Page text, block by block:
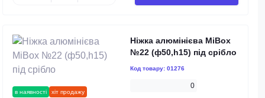
в наявності хіт продажу
Ніжка алюмінієва MiBox
№22 (ф50,h15) під срібло
Код товару: 01276
0